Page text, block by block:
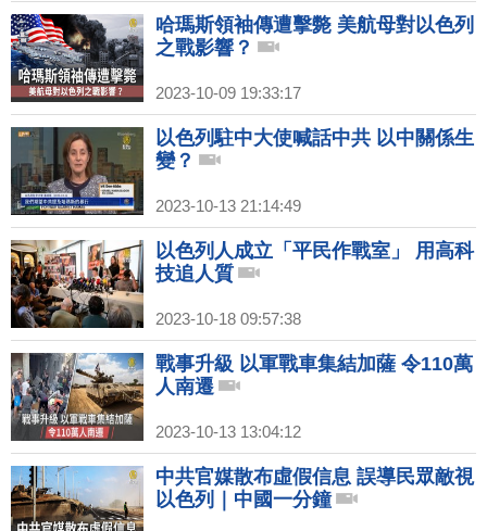
哈瑪斯領袖傳遭擊斃 美航母對以色列
之戰影響？
2023-10-09 19:33:17
以色列駐中大使喊話中共 以中關係生
變？
2023-10-13 21:14:49
以色列人成立「平民作戰室」 用高科
技追人質
2023-10-18 09:57:38
戰事升級 以軍戰車集結加薩 令110萬
人南遷
2023-10-13 13:04:12
中共官媒散布虛假信息 誤導民眾敵視
以色列｜中國一分鐘